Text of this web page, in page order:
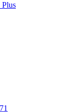
Plus